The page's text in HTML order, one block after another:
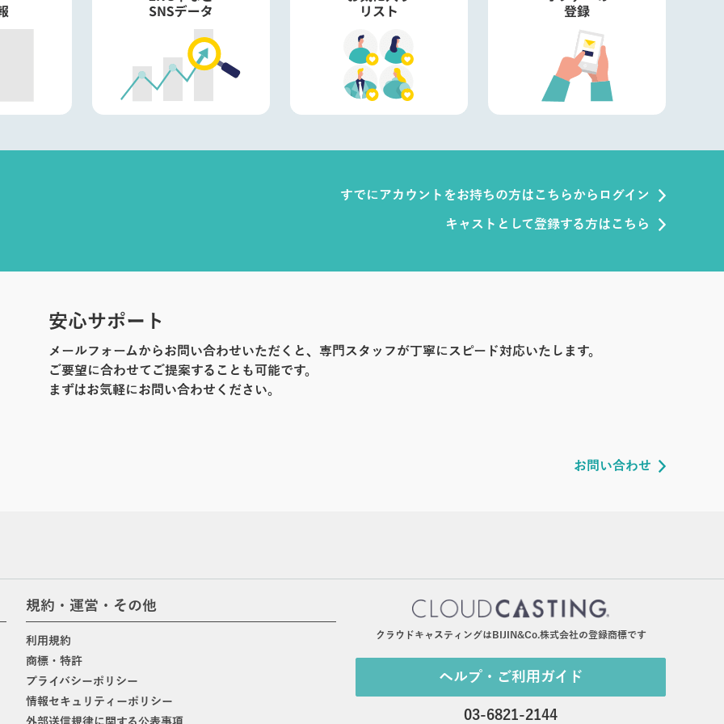
すでにアカウントをお持ちの方はこちらからログイン
キャストとして登録する方はこちら
安心サポート
メールフォームからお問い合わせいただくと、専門スタッフが丁寧にスピード対応いたします。
ご要望に合わせてご提案することも可能です。
まずはお気軽にお問い合わせください。
お問い合わせ
規約・運営・その他
利用規約
商標・特許
プライバシーポリシー
情報セキュリティーポリシー
クラウドキャスティングはBIJIN&Co.株式会社の登録商標です
ヘルプ・ご利用ガイド
03-6821-2144